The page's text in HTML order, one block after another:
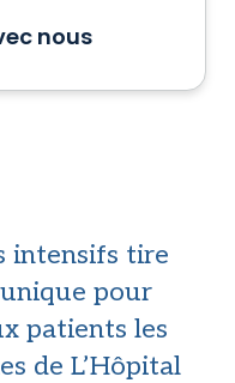
nous
intensifs tire
pour
patients les
de L’Hôpital